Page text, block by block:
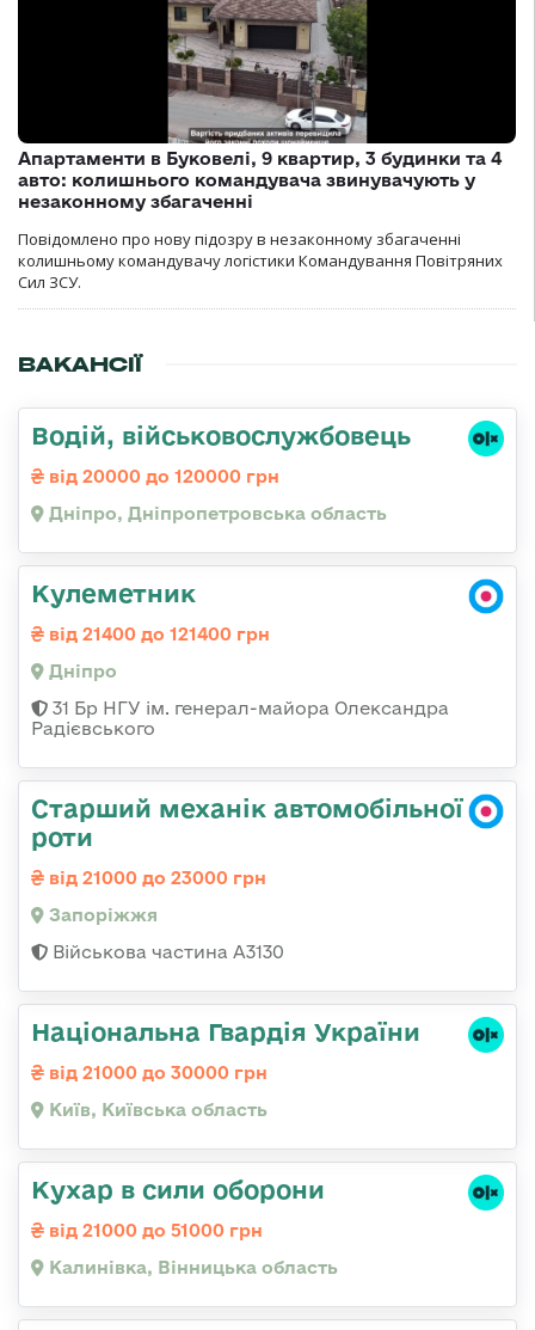
Апартаменти в Буковелі, 9 квартир, 3 будинки та 4
авто: колишнього командувача звинувачують у
незаконному збагаченні
Повідомлено про нову підозру в незаконному збагаченні
колишньому командувачу логістики Командування Повітряних
Сил ЗСУ.
ВАКАНСІЇ
Водій, військовослужбовець
від 20000 до 120000 грн
Дніпро, Дніпропетровська область
Кулеметник
від 21400 до 121400 грн
Дніпро
31 Бр НГУ ім. генерал-майора Олександра
Радієвського
Старший механік автомобільної
роти
від 21000 до 23000 грн
Запоріжжя
Військова частина А3130
Національна Гвардія України
від 21000 до 30000 грн
Київ, Київська область
Кухар в сили оборони
від 21000 до 51000 грн
Калинівка, Вінницька область